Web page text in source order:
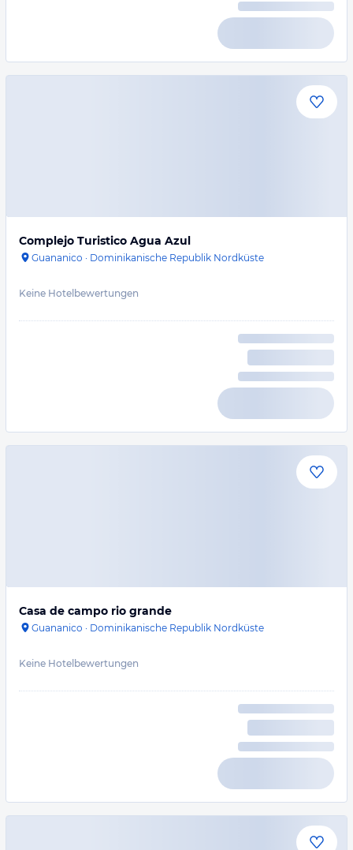
Complejo Turistico Agua Azul
Guananico · Dominikanische Republik Nordküste
Keine Hotelbewertungen
Casa de campo rio grande
Guananico · Dominikanische Republik Nordküste
Keine Hotelbewertungen